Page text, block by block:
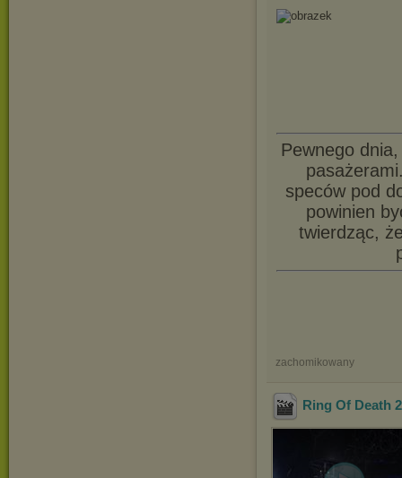
Pewnego
speców pod
powinien
twierdząc,
zachomikowany
Ring Of Death